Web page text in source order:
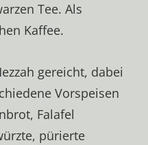
Tee. Als
Kaffee.
gereicht, dabei
Vorspeisen
Falafel
pürierte